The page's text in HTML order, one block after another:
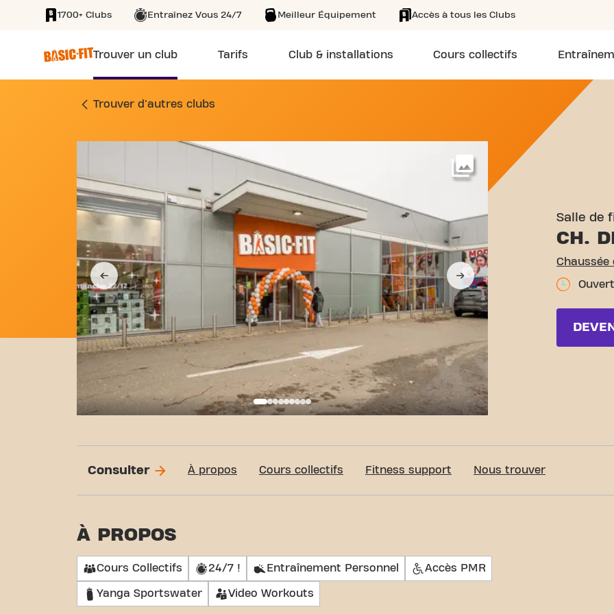
SKIP TO MAIN CONTENT
1700+ Clubs Entraînez Vous 24/7 Meilleur Équipement Accès à tous les Clubs
Trouver un club Tarifs Club & installations Cours collectifs
SALLE DE FITNESS CHAUSSÉE DE NAMUR 55
Trouver d'autres clubs
Voir plus
Salle de
CH.
Chaussée
Consulter À propos Cours collectifs Fitness support Nous trouver
À PROPOS
Cours Collectifs 24/7 ! Entraînement Personnel Accès PMR
Yanga Sportswater Video Workouts